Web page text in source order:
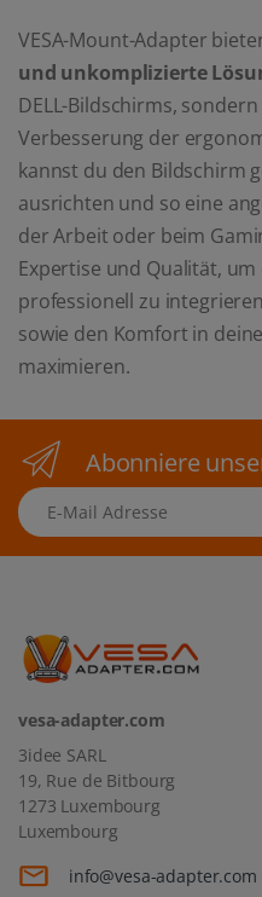
VESA-Mount-Adapter
und unkomplizierte
DELL-Bildschirms,
Verbesserung der
kannst du den Bildschirm
ausrichten und so eine
der Arbeit oder beim
Expertise und Qualität, um
professionell zu
sowie den Komfort in
maximieren.
Abonniere
E-Mail Adresse
vesa-adapter.com
3idee SARL
19, Rue de Bitbourg
1273 Luxembourg
Luxembourg
info@vesa-adapter.com